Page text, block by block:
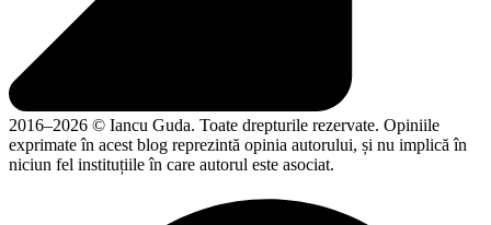
2016–2026 © Iancu Guda. Toate drepturile rezervate. Opiniile
exprimate în acest blog reprezintă opinia autorului, și nu implică în
niciun fel instituțiile în care autorul este asociat.